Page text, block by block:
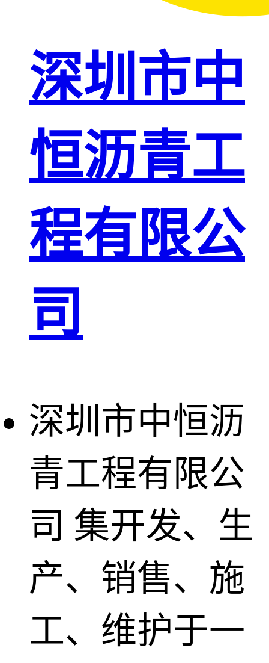
深圳市中
恒沥青工
程有限公
司
深圳市中恒沥
青工程有限公
司 集开发、生
产、销售、施
工、维护于一